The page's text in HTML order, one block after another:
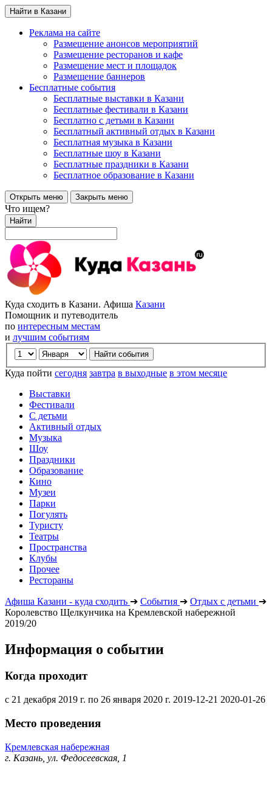
Найти в Казани
Реклама на сайте
Размещение анонсов мероприятий
Размещение ресторанов и кафе
Размещение мест и площадок
Размещение баннеров
Бесплатные события
Бесплатные выставки в Казани
Бесплатные фестивали в Казани
Бесплатно с детьми в Казани
Бесплатный активный отдых в Казани
Бесплатная музыка в Казани
Бесплатные шоу в Казани
Бесплатные праздники в Казани
Бесплатное образование в Казани
Открыть меню Закрыть меню
Что ищем?
Найти
Куда сходить в Казани. Афиша Казани
Помощник и путеводитель
по интересным местам
и лучшим событиям
Куда пойти сегодня завтра в выходные в этом месяце
Выставки
Фестивали
С детьми
Активный отдых
Музыка
Шоу
Праздники
Образование
Кино
Музеи
Парки
Погулять
Туристу
Театры
Пространства
Клубы
Прочее
Рестораны
Афиша Казани - куда сходить ➔ События ➔ Отдых с детьми ➔
Королевство Щелкунчика на Кремлевской набережной
2019/20
Информация о событии
Когда проходит
с 21 декабря 2019 г. по 26 января 2020 г. 2019-12-21 2020-01-26
Место проведения
Кремлевская набережная
г. Казань, ул. Федосеевская, 1